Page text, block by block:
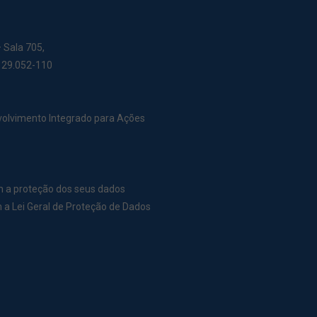
Sala 705,
110
Integrado para Ações
a proteção dos seus dados
Lei Geral de Proteção de Dados